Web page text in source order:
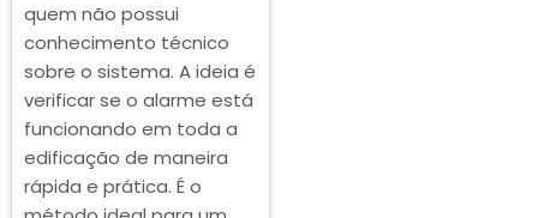
quem não possui
conhecimento técnico
sobre o sistema. A ideia é
verificar se o alarme está
funcionando em toda a
edificação de maneira
rápida e prática. É o